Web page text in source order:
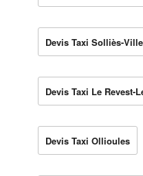
Devis Taxi Solliès-Ville
Devis Taxi Le Revest-
Devis Taxi Ollioules